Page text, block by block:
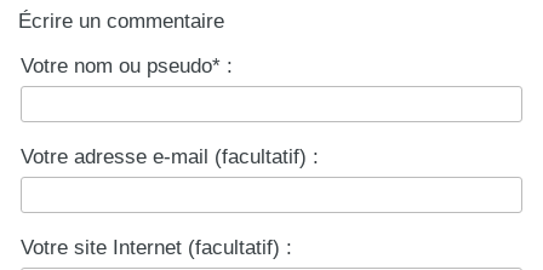
Écrire un commentaire
Votre nom ou pseudo* :
Votre adresse e-mail (facultatif) :
Votre site Internet (facultatif) :